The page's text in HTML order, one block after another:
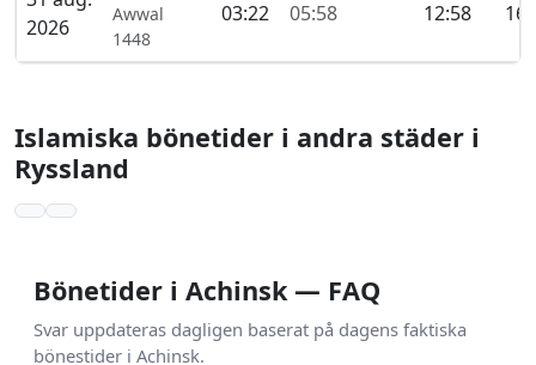
2026
Awwal
1448
03:22 05:58 12:58
Islamiska bönetider i andra städer i
Ryssland
Bönetider i Achinsk — FAQ
Svar uppdateras dagligen baserat på dagens faktiska
bönestider i Achinsk.